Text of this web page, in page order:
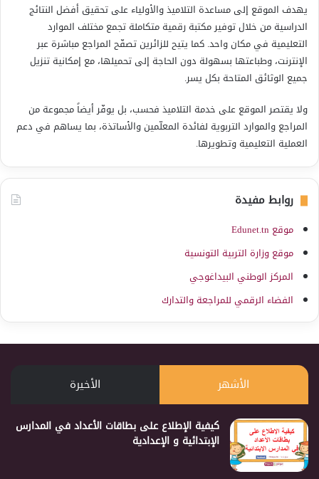
يهدف الموقع إلى مساعدة التلاميذ والأولياء على تحقيق أفضل النتائج
الدراسية من خلال توفير مكتبة رقمية متكاملة تجمع مختلف الموارد
التعليمية في مكان واحد. كما يتيح للزائرين تصفّح المراجع مباشرة عبر
الإنترنت، وطباعتها بسهولة دون الحاجة إلى تحميلها، مع إمكانية تنزيل
جميع الوثائق المتاحة بكل يسر.
ولا يقتصر الموقع على خدمة التلاميذ فحسب، بل يوفّر أيضاً مجموعة من
المراجع والموارد التربوية لفائدة المعلّمين والأساتذة، بما يساهم في دعم
العملية التعليمية وتطويرها.
روابط مفيدة
موقع Edunet.tn
موقع وزارة التربية التونسية
المركز الوطني البيداغوجي
الفضاء الرقمي للمراجعة والتدارك
الأشهر الأخيرة
كيفية الإطلاع على بطاقات الأعداد في المدارس
الإبتدائية و الإعدادية